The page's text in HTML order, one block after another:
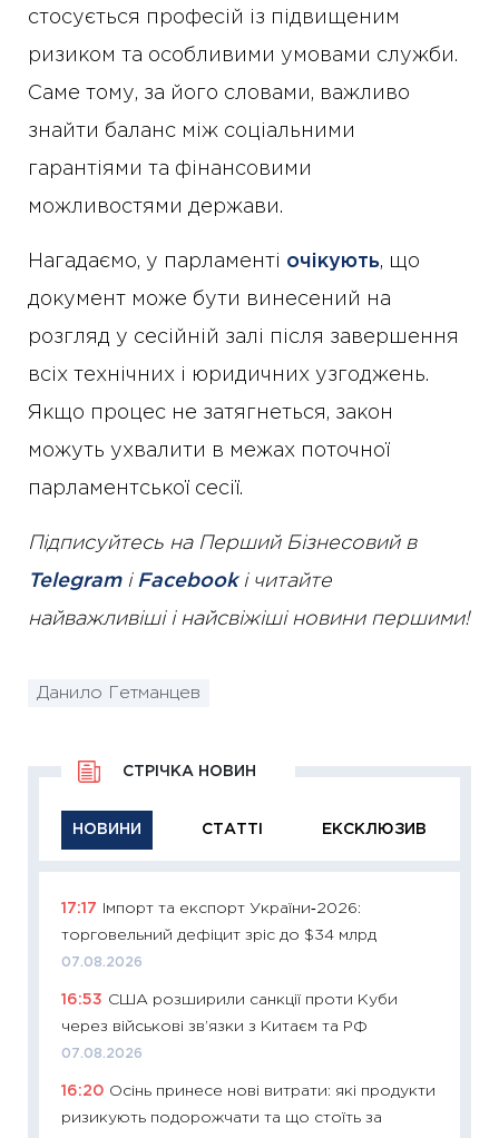
стосується професій із підвищеним
ризиком та особливими умовами служби.
Саме тому, за його словами, важливо
знайти баланс між соціальними
гарантіями та фінансовими
можливостями держави.
Нагадаємо, у парламенті очікують, що
документ може бути винесений на
розгляд у сесійній залі після завершення
всіх технічних і юридичних узгоджень.
Якщо процес не затягнеться, закон
можуть ухвалити в межах поточної
парламентської сесії.
Підписуйтесь на Перший Бізнесовий в
Telegramі Facebookі читайте
найважливіші і найсвіжіші новини першими!
Данило Гетманцев
НОВИНИ СТАТТІ ЕКСКЛЮЗИВ
СТРІЧКА НОВИН
17:17
Імпорт та експорт України‑2026:
торговельний дефіцит зріс до $34 млрд
07.08.2026
16:53 США розширили санкції проти Куби
через військові зв’язки з Китаєм та РФ
07.08.2026
16:20 Осінь принесе нові витрати: які продукти
ризикують подорожчати та що стоїть за